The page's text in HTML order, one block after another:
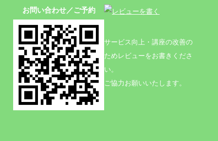
お問い合わせ／ご予約
サービス向上・講座の改善の
ためレビューをお書きくださ
い。
ご協力お願いいたします。